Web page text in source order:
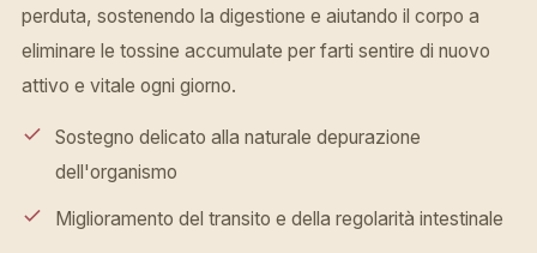
perduta, sostenendo la digestione e aiutando il corpo a
eliminare le tossine accumulate per farti sentire di nuovo
attivo e vitale ogni giorno.
Sostegno delicato alla naturale depurazione
dell'organismo
Miglioramento del transito e della regolarità intestinale